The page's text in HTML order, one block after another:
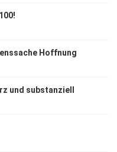
Hoffnung
und substanziell